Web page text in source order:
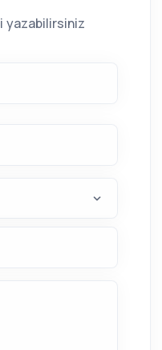
yazabilirsiniz